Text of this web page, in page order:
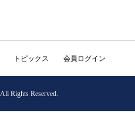
トピックス 会員ログイン
Rights Reserved.